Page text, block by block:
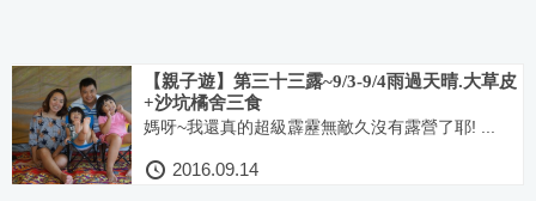
【親子遊】第三十三露~9/3-9/4雨過天晴.大草皮
+沙坑橘舍三食
媽呀~我還真的超級霹靂無敵久沒有露營了耶! ...
2016.09.14